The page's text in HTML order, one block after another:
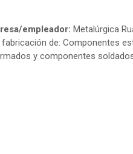
empleador: Metalúrgica
de: Componentes
y componentes